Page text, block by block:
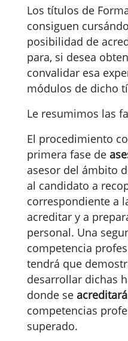
Los títulos de
consiguen
posibilidad de
para, si desea
convalidar esa
módulos de dicho
Le resumimos las
El procedimiento
primera fase de
asesor del ámbito
al candidato a
correspondiente a
acreditar y a
personal. Una
competencia
tendrá que
desarrollar dichas
donde se acreditará
competencias
superado.